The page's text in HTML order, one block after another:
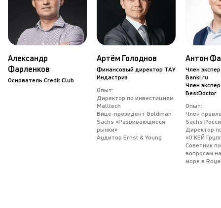
Александр
Фарленков
Основатель Credit.Club
Артём Голоднов
Финансовый директор ТАУ
Индастриз
Опыт:
Директор по инвестициям
Malltech
Вице-президент Goldman
Sachs «Развивающиеся
рынки»
Аудитор Ernst & Young
Антон
Член
Banki.ru
Член
BestDoctor
Опыт:
Член
Sachs
Директор
«О'КЕЙ
Советник
вопросам
море в